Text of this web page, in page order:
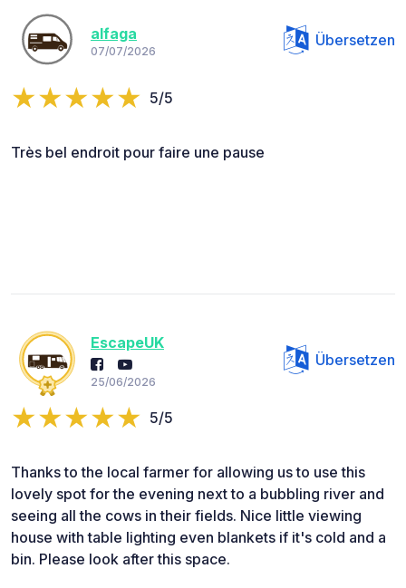
alfaga
07/07/2026
Übersetzen
5/5
Très bel endroit pour faire une pause
EscapeUK
25/06/2026
Übersetzen
5/5
Thanks to the local farmer for allowing us to use this
lovely spot for the evening next to a bubbling river and
seeing all the cows in their fields. Nice little viewing
house with table lighting even blankets if it's cold and a
bin. Please look after this space.